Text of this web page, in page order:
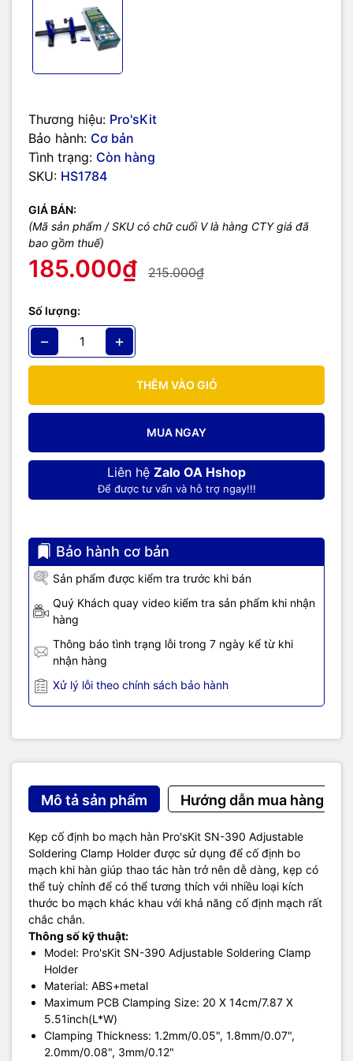
Thương hiệu: Pro'sKit
Bảo hành: Cơ bản
Tình trạng: Còn hàng
SKU: HS1784
GIÁ BÁN:
(Mã sản phẩm / SKU có chữ cuối V là hàng CTY giá đã
bao gồm thuế)
185.000₫ 215.000₫
Số lượng:
− +
THÊM VÀO GIỎ
MUA NGAY
Liên hệ Zalo OA Hshop
Để được tư vấn và hỗ trợ ngay!!!
Bảo hành cơ bản
Sản phẩm được kiểm tra trước khi bán
Quý Khách quay video kiểm tra sản phẩm khi nhận
hàng
Thông báo tình trạng lỗi trong 7 ngày kể từ khi
nhận hàng
Xử lý lỗi theo chính sách bảo hành
Mô tả sản phẩm Hướng dẫn mua hàng
Kẹp cố định bo mạch hàn Pro'sKit SN-390 Adjustable
Soldering Clamp Holder được sử dụng để cố định bo
mạch khi hàn giúp thao tác hàn trở nên dễ dàng, kẹp có
thể tuỳ chỉnh để có thể tương thích với nhiều loại kích
thước bo mạch khác khau với khả năng cố định mạch rất
chắc chắn.
Thông số kỹ thuật:
Model: Pro'sKit SN-390 Adjustable Soldering Clamp
Holder
Material: ABS+metal
Maximum PCB Clamping Size: 20 X 14cm/7.87 X
5.51inch(L*W)
Clamping Thickness: 1.2mm/0.05", 1.8mm/0.07",
2.0mm/0.08", 3mm/0.12"